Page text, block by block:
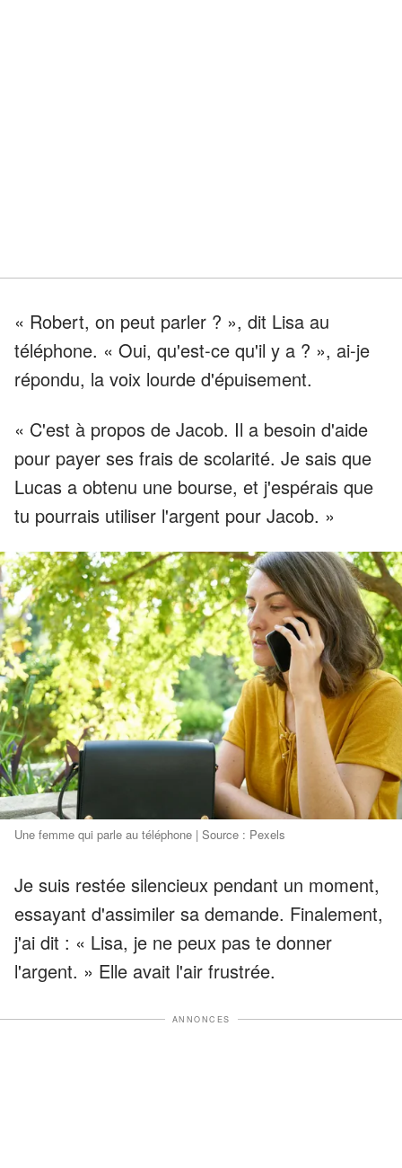
« Robert, on peut parler ? », dit Lisa au
téléphone. « Oui, qu'est-ce qu'il y a ? », ai-je
répondu, la voix lourde d'épuisement.
« C'est à propos de Jacob. Il a besoin d'aide
pour payer ses frais de scolarité. Je sais que
Lucas a obtenu une bourse, et j'espérais que
tu pourrais utiliser l'argent pour Jacob. »
Une femme qui parle au téléphone | Source : Pexels
Je suis restée silencieux pendant un moment,
essayant d'assimiler sa demande. Finalement,
j'ai dit : « Lisa, je ne peux pas te donner
l'argent. » Elle avait l'air frustrée.
ANNONCES